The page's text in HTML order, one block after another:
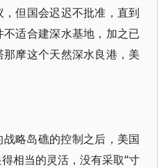
但国会迟迟不批准，直到
适合建深水基地，加之已
摩这个天然深水良港，美
略岛礁的控制之后，美国
相当的灵活，没有采取“寸